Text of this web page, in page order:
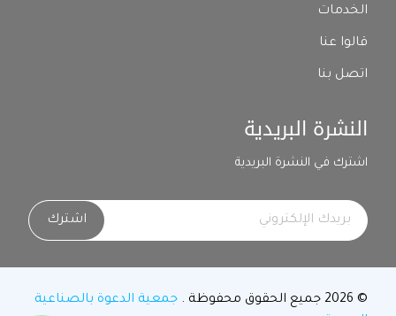
الخدمات
قالوا عنا
اتصل بنا
النشرة البريدية
اشترك في النشرة البريدية
اشترك
© 2026 جميع الحقوق محفوظة .
جمعية الدعوة بالصناعية